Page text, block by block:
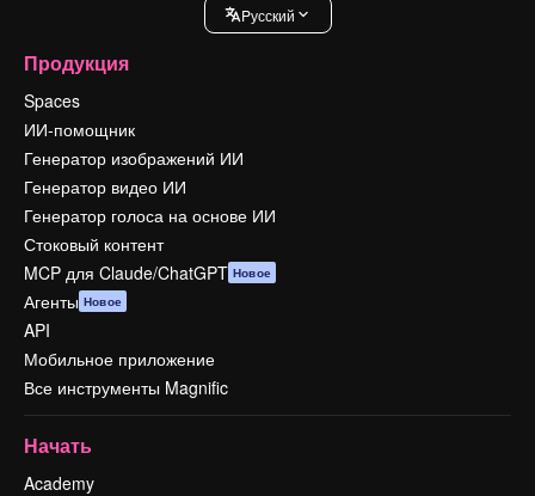
Pусский
Продукция
Spaces
ИИ-помощник
Генератор изображений ИИ
Генератор видео ИИ
Генератор голоса на основе ИИ
Стоковый контент
MCP для Claude/ChatGPT Новое
Агенты Новое
API
Мобильное приложение
Все инструменты Magnific
Начать
Academy